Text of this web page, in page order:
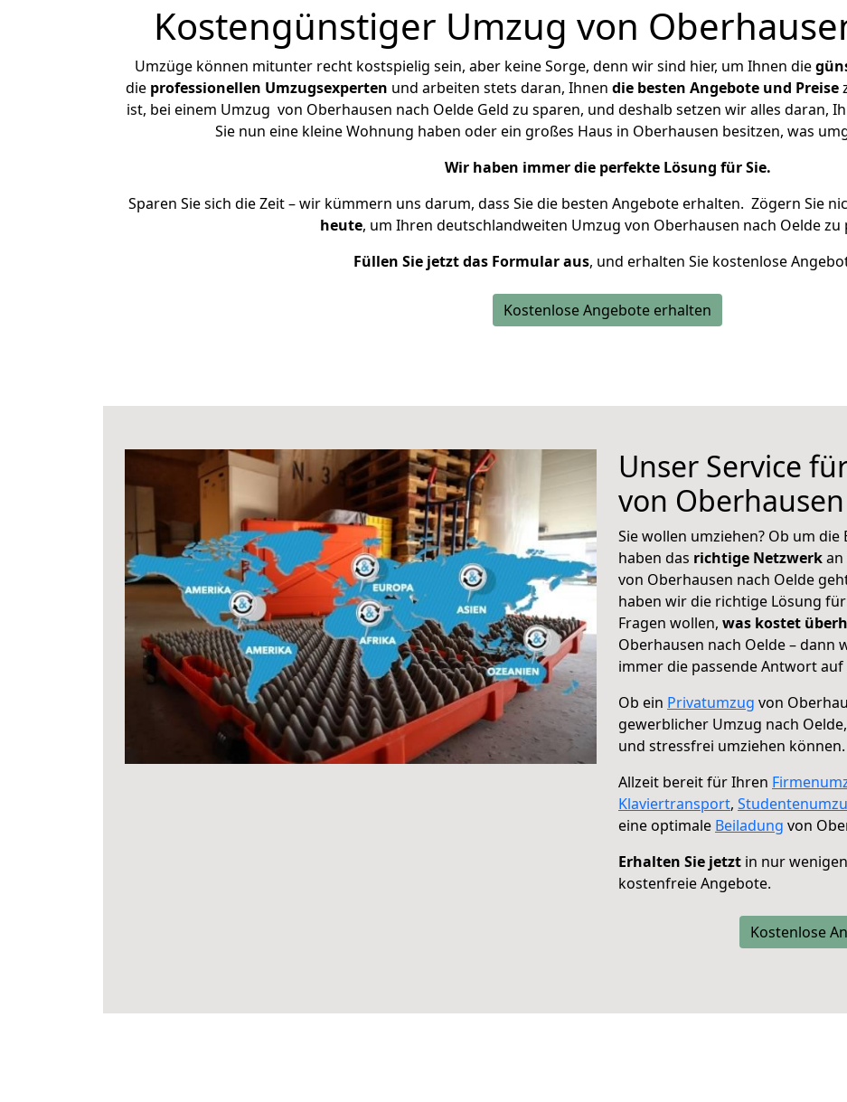
Kostengünstiger Umzug von
Umzüge können mitunter recht kostspielig sein, aber keine Sorge, denn wir sind hier, um Ihnen die
die professionellen Umzugsexperten und arbeiten stets daran, Ihnen die besten Angebote und Preise
ist, bei einem Umzug von Oberhausen nach Oelde Geld zu sparen, und deshalb setzen wir alles daran,
Sie nun eine kleine Wohnung haben oder ein großes Haus in Oberhausen besitzen, was
Wir haben immer die perfekte Lösung für Sie.
Sparen Sie sich die Zeit – wir kümmern uns darum, dass Sie die besten Angebote erhalten. Zögern Sie
heute, um Ihren deutschlandweiten Umzug von Oberhausen nach Oelde zu
Füllen Sie jetzt das Formular aus, und erhalten Sie kostenlose
Kostenlose Angebote erhalten
Unser Service
von
Sie wollen umziehen? Ob um
haben das richtige Netzwerkan
von Oberhausen nach Oelde
haben wir die richtige Lösung
Fragen wollen, was kostet
Oberhausen nach Oelde – dann
immer die passende Antwort
Ob ein Privatumzug von
gewerblicher Umzug nach Oelde,
und stressfrei umziehen können.
Allzeit bereit für Ihren
Klaviertransport,
eine optimale Beiladung von
Erhalten Sie jetzt in nur
kostenfreie Angebote.
Kostenlose